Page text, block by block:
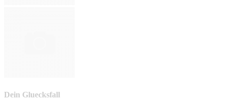
Dein Gluecksfall